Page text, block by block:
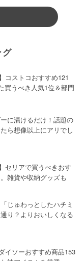
グ
コストコおすすめ121
買うべき人気1位＆部門
に漬けるだけ！話題の
ら想像以上にアリでし
セリアで買うべきおす
雑貨や収納グッズも
じゅわっとしたハチミ
り？よりおいしくなる
イソーおすすめ商品153